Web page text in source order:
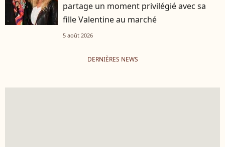
partage un moment privilégié avec sa
fille Valentine au marché
5 août 2026
DERNIÈRES NEWS